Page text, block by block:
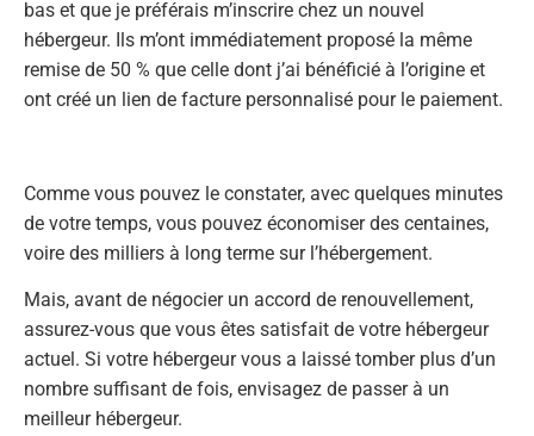
bas et que je préférais m’inscrire chez un nouvel
hébergeur. Ils m’ont immédiatement proposé la même
remise de 50 % que celle dont j’ai bénéficié à l’origine et
ont créé un lien de facture personnalisé pour le paiement.
Comme vous pouvez le constater, avec quelques minutes
de votre temps, vous pouvez économiser des centaines,
voire des milliers à long terme sur l’hébergement.
Mais, avant de négocier un accord de renouvellement,
assurez-vous que vous êtes satisfait de votre hébergeur
actuel. Si votre hébergeur vous a laissé tomber plus d’un
nombre suffisant de fois, envisagez de passer à un
meilleur hébergeur.